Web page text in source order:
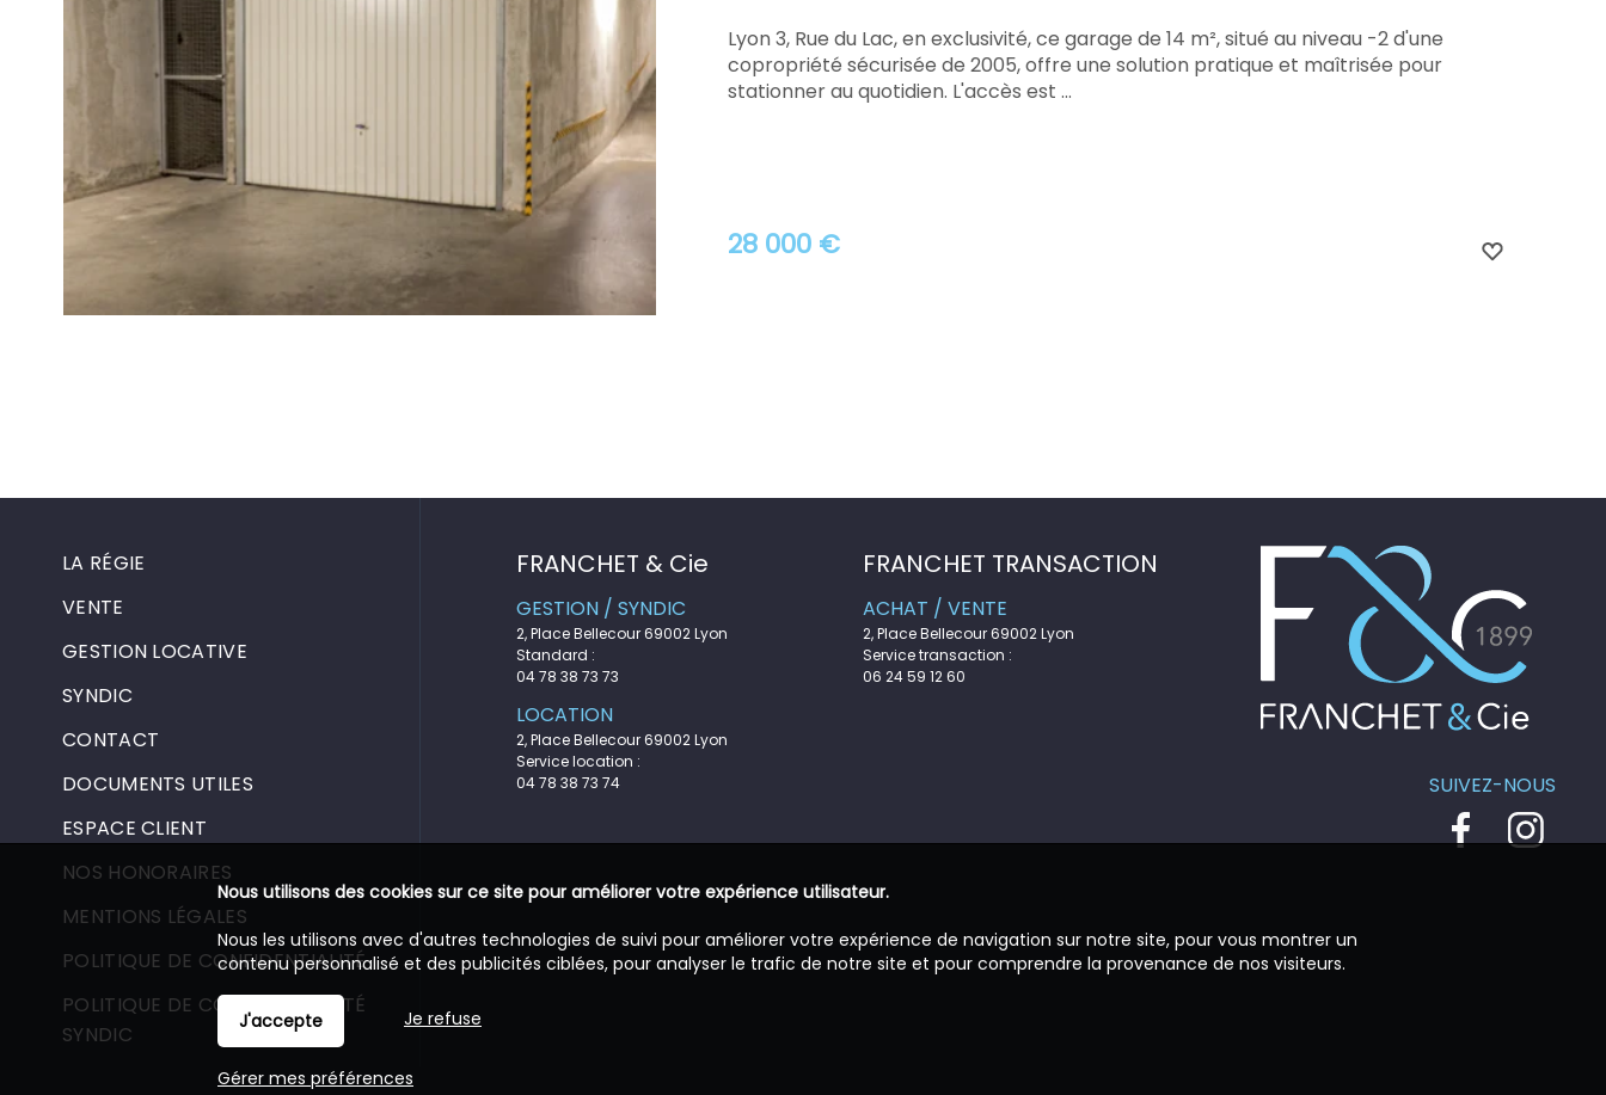
28 000 €
Lyon 3, Rue du Lac, en exclusivité, ce garage de 14 m², situé au niveau -2 d'une
copropriété sécurisée de 2005, offre une solution pratique et maîtrisée pour
stationner au quotidien. L'accès est ...
LA RÉGIE
VENTE
GESTION LOCATIVE
SYNDIC
CONTACT
DOCUMENTS UTILES
ESPACE CLIENT
NOS HONORAIRES
MENTIONS LÉGALES
POLITIQUE DE CONFIDENTIALITÉ
POLITIQUE DE CONFIDENTIALITÉ
SYNDIC
FRANCHET & Cie
GESTION / SYNDIC
2, Place Bellecour 69002 Lyon
Standard :
04 78 38 73 73
LOCATION
2, Place Bellecour 69002 Lyon
Service location :
04 78 38 73 74
FRANCHET TRANSACTION
ACHAT / VENTE
2, Place Bellecour 69002 Lyon
Service transaction :
06 24 59 12 60
SUIVEZ-NOUS
Nous utilisons des cookies sur ce site pour améliorer votre expérience utilisateur.
Nous les utilisons avec d'autres technologies de suivi pour améliorer votre expérience de navigation sur notre site, pour vous montrer un
contenu personnalisé et des publicités ciblées, pour analyser le trafic de notre site et pour comprendre la provenance de nos visiteurs.
J'accepte Je refuse
Gérer mes préférences